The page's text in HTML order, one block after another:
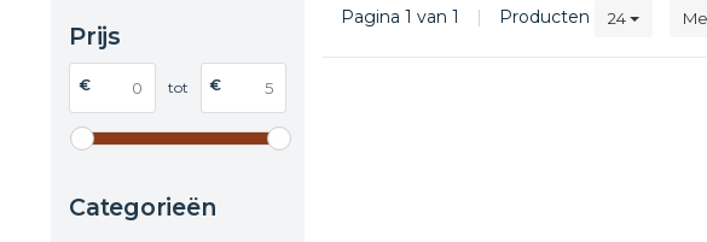
Prijs
€ tot €
Categorieën
Pagina 1 van 1 | Producten 24